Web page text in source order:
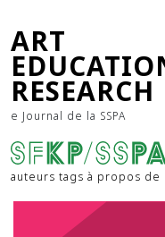
ART
RESEARCH
e Journal de la SSPA
auteurs tags à propos de